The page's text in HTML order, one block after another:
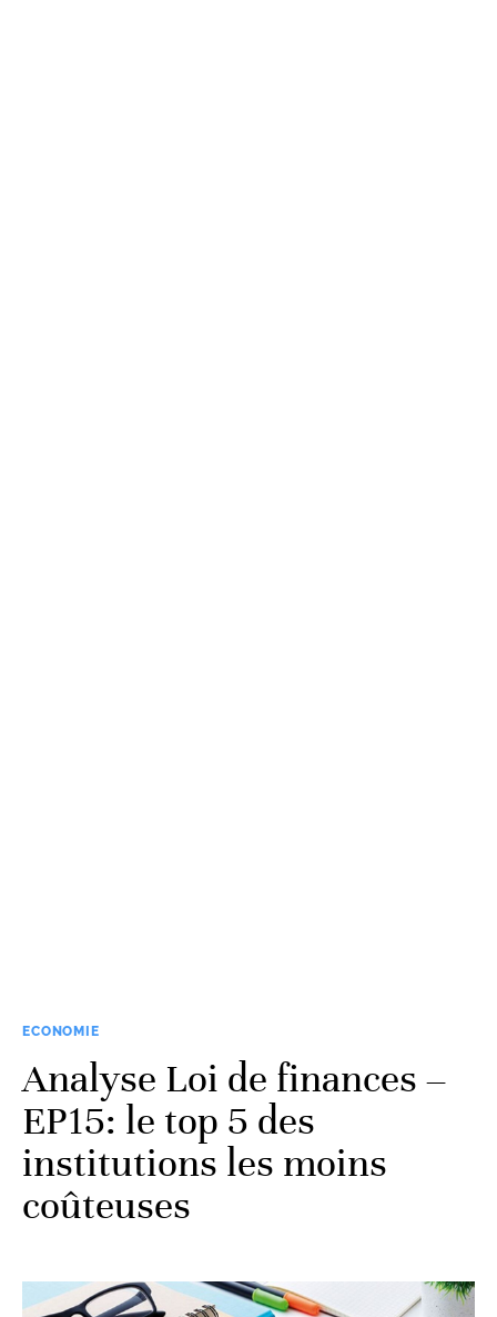
ECONOMIE
Analyse Loi de finances –
EP15: le top 5 des
institutions les moins
coûteuses